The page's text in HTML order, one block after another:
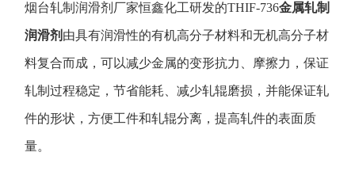
烟台轧制润滑剂厂家恒鑫化工研发的THIF-736金属轧制
润滑剂 由具有润滑性的有机高分子材料和无机高分子材
料复合而成，可以减少金属的变形抗力、摩擦力，保证
轧制过程稳定，节省能耗、减少轧辊磨损，并能保证轧
件的形状，方便工件和轧辊分离，提高轧件的表面质
量。